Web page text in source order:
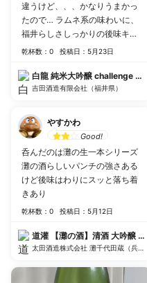
違うけど、、、かなりうまかっ
たので… ラムネ系の味わいに、
福井らしさしっかりの後味キレ
感
乾杯数：0 投稿日：5月23日
白龍 純米大吟醸 challenge
吉田酒造有限会社（福井県）
やすかわ
Good!
呑んだのは灘の生一本シリーズ
灘の酒らしいパンチの強さある
けど後味はわりにスッと落ち着
きあり
乾杯数：0 投稿日：5月12日
道灌 【灘の酒】清酒 大吟醸 千
太田酒造株式会社 灘千代田蔵（兵庫